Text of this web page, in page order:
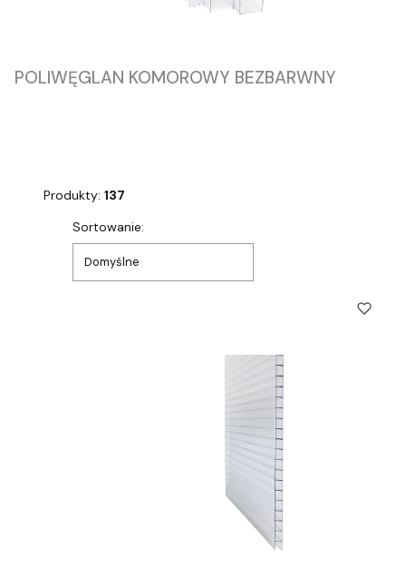
POLIWĘGLAN KOMOROWY BEZBARWNY
Produkty: 137
Lista produktów
Sortowanie:
Domyślne